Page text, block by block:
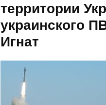
территории
украинского
Игнат